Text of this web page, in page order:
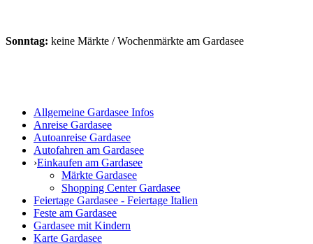
Sonntag: keine Märkte / Wochenmärkte am Gardasee
Allgemeine Gardasee Infos
Anreise Gardasee
Autoanreise Gardasee
Autofahren am Gardasee
›Einkaufen am Gardasee
Märkte Gardasee
Shopping Center Gardasee
Feiertage Gardasee - Feiertage Italien
Feste am Gardasee
Gardasee mit Kindern
Karte Gardasee